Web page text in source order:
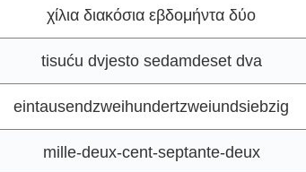
χίλια διακόσια εβδομήντα δύο
tisuću dvjesto sedamdeset dva
eintausendzweihundertzweiundsiebzig
mille-deux-cent-septante-deux